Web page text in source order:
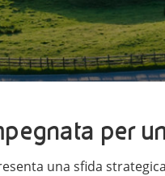
per
una sfida